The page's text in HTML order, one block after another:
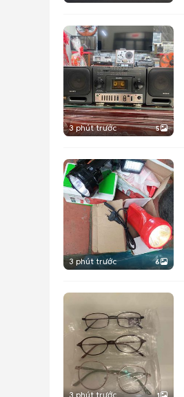
3 phút trước 5
3 phút trước 6
3 phút trước 1